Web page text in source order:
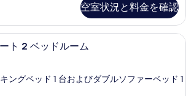
空室状況と料金を確認
デザイナーバスアメニティ、ヘアド
ト 2 ベッドルーム
ングベッド 1 台およびダブルソファーベッド 1